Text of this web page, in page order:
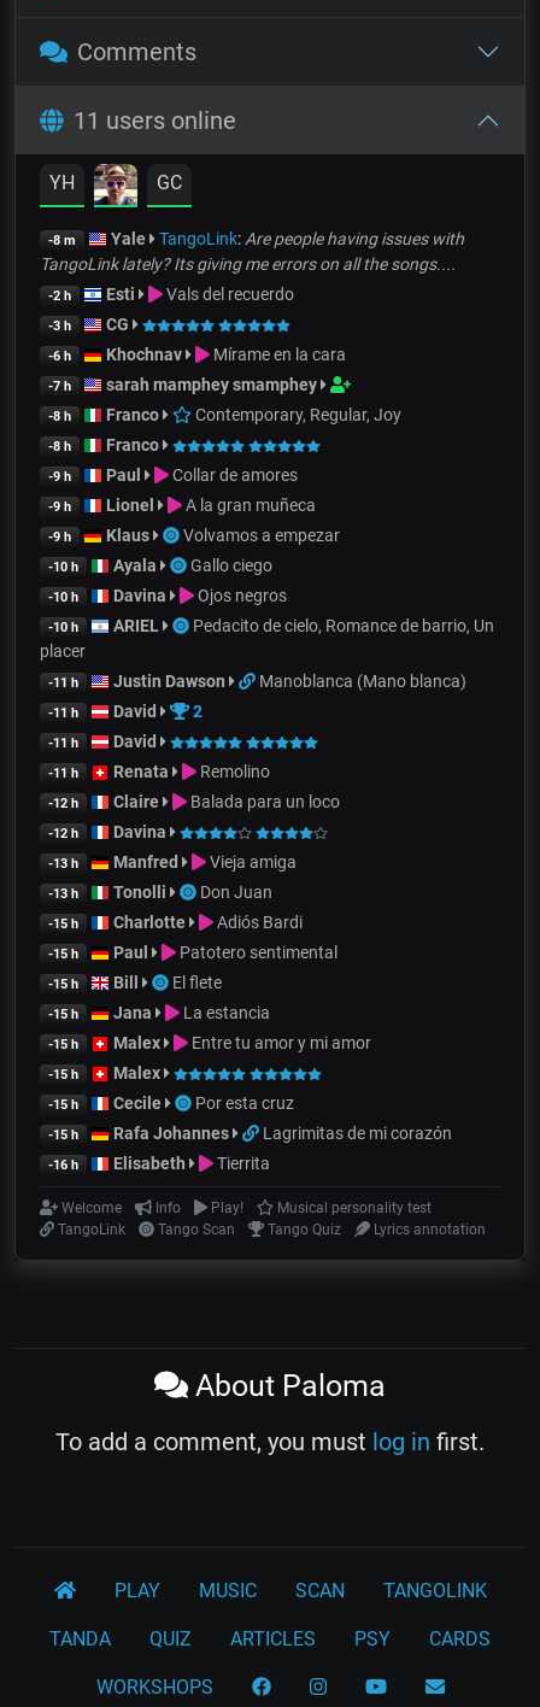
Comments
11 users online
YH GC
-8 m Yale TangoLink: Are people having issues with
TangoLink lately? Its giving me errors on all the songs....
-2 h Esti Vals del recuerdo
-3 h CG
-6 h Khochnav Mírame en la cara
-7 h sarah mamphey smamphey
-8 h Franco Contemporary, Regular, Joy
-8 h Franco
-9 h Paul Collar de amores
-9 h Lionel A la gran muñeca
-9 h Klaus Volvamos a empezar
-10 h Ayala Gallo ciego
-10 h Davina Ojos negros
-10 h ARIEL
Pedacito de cielo, Romance de barrio, Un
placer
-11 h Justin Dawson Manoblanca (Mano blanca)
-11 h David 2
-11 h David
-11 h Renata Remolino
-12 h Claire Balada para un loco
-12 h Davina
-13 h Manfred Vieja amiga
-13 h Tonolli Don Juan
-15 h Charlotte Adiós Bardi
-15 h Paul Patotero sentimental
-15 h Bill El flete
-15 h Jana La estancia
-15 h Malex Entre tu amor y mi amor
-15 h Malex
-15 h Cecile Por esta cruz
-15 h Rafa Johannes Lagrimitas de mi corazón
-16 h Elisabeth Tierrita
Welcome Info Play!
Musical personality test
TangoLink
Tango Scan Tango Quiz Lyrics annotation
About Paloma
To add a comment, you must log in first.
PLAY MUSIC SCAN TANGOLINK
TANDA QUIZ ARTICLES PSY CARDS
WORKSHOPS